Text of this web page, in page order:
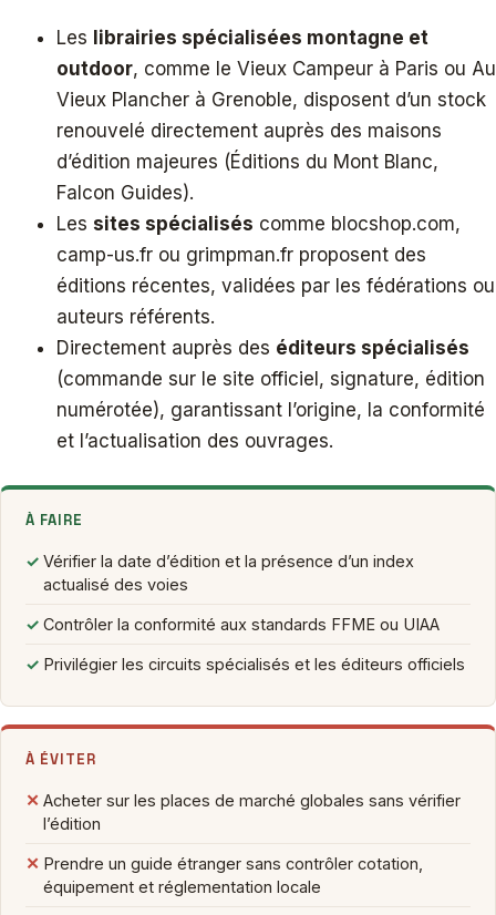
Les librairies spécialisées montagne et
outdoor, comme le Vieux Campeur à Paris ou Au
Vieux Plancher à Grenoble, disposent d’un stock
renouvelé directement auprès des maisons
d’édition majeures (Éditions du Mont Blanc,
Falcon Guides).
Les sites spécialisés comme blocshop.com,
camp-us.fr ou grimpman.fr proposent des
éditions récentes, validées par les fédérations ou
auteurs référents.
Directement auprès des éditeurs spécialisés
(commande sur le site officiel, signature, édition
numérotée), garantissant l’origine, la conformité
et l’actualisation des ouvrages.
À FAIRE
✓ Vérifier la date d’édition et la présence d’un index
actualisé des voies
✓ Contrôler la conformité aux standards FFME ou UIAA
✓ Privilégier les circuits spécialisés et les éditeurs officiels
À ÉVITER
✕ Acheter sur les places de marché globales sans vérifier
l’édition
✕ Prendre un guide étranger sans contrôler cotation,
équipement et réglementation locale